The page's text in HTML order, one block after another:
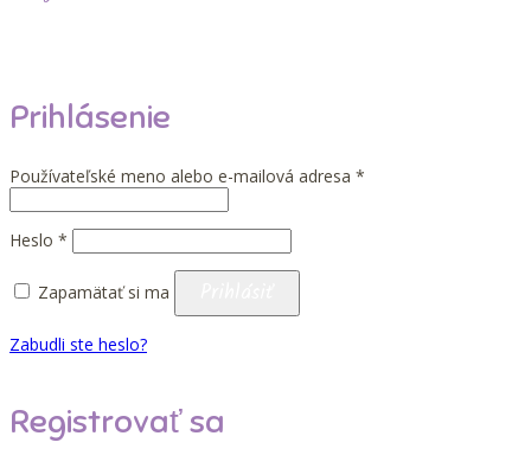
Prihlásenie
Používateľské meno alebo e-mailová adresa *
Heslo *
Zapamätať si ma
Zabudli ste heslo?
Registrovať sa